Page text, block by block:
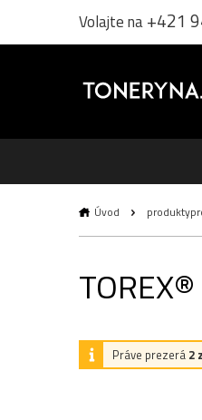
Volajte na+421
Úvod
Práve prezerá 2